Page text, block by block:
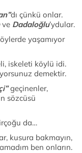
dı çünkü onlar.
ve Dadaloğlu’ydular.
yaşamıyor
köylü idi.
demektir.
geçinenler,
sözcüsü
da…
bakmayın,
ben onların.